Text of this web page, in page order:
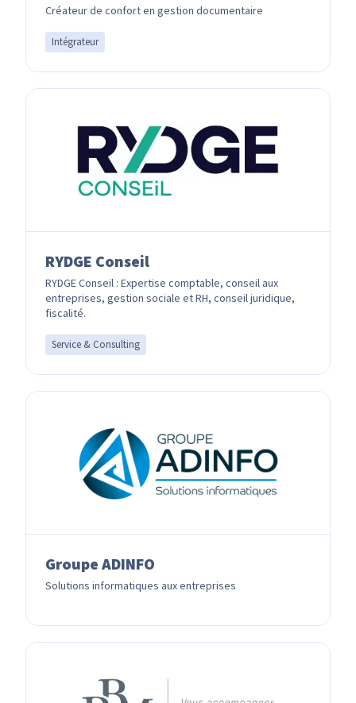
Créateur de confort en gestion documentaire
Intégrateur
RYDGE Conseil
RYDGE Conseil : Expertise comptable, conseil aux
entreprises, gestion sociale et RH, conseil juridique,
fiscalité.
Service & Consulting
Groupe ADINFO
Solutions informatiques aux entreprises